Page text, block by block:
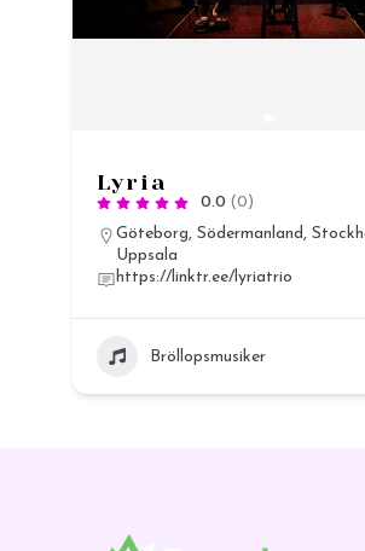
Lyria
0.0 (0)
Göteborg, Södermanland,
Uppsala
https://linktr.ee/lyriatrio
Bröllopsmusiker